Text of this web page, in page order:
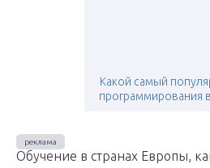
Какой самый
программирования
Обучение в странах Европы,